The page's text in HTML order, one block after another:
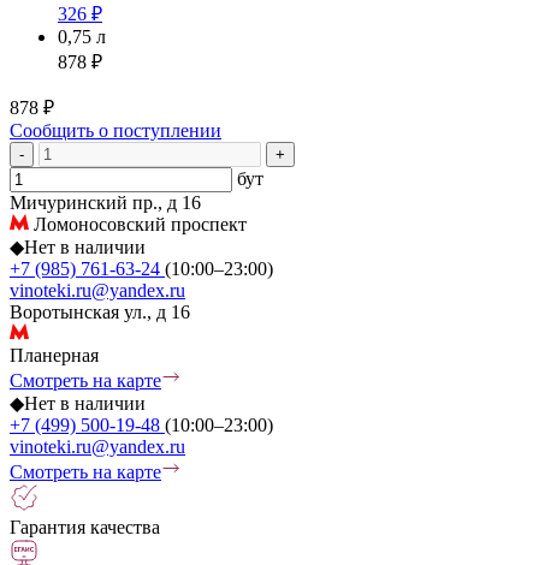
326 ₽
0,75 л
878 ₽
878 ₽
Сообщить о поступлении
- +
бут
Мичуринский пр., д 16
Ломоносовский проспект
◆Нет в наличии
+7 (985) 761-63-24 (10:00–23:00)
vinoteki.ru@yandex.ru
Воротынская ул., д 16
Планерная
Смотреть на карте
◆Нет в наличии
+7 (499) 500-19-48 (10:00–23:00)
vinoteki.ru@yandex.ru
Смотреть на карте
Гарантия качества